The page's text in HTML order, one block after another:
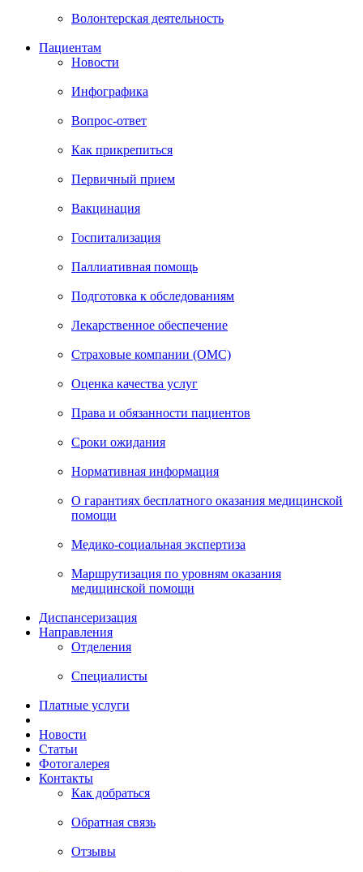
Волонтерская деятельность
Пациентам
Новости
Инфографика
Вопрос-ответ
Как прикрепиться
Первичный прием
Вакцинация
Госпитализация
Паллиативная помощь
Подготовка к обследованиям
Лекарственное обеспечение
Страховые компании (ОМС)
Оценка качества услуг
Права и обязанности пациентов
Сроки ожидания
Нормативная информация
О гарантиях бесплатного оказания медицинской
помощи
Медико-социальная экспертиза
Маршрутизация по уровням оказания
медицинской помощи
Диспансеризация
Направления
Отделения
Специалисты
Платные услуги
Новости
Статьи
Фотогалерея
Контакты
Как добраться
Обратная связь
Отзывы